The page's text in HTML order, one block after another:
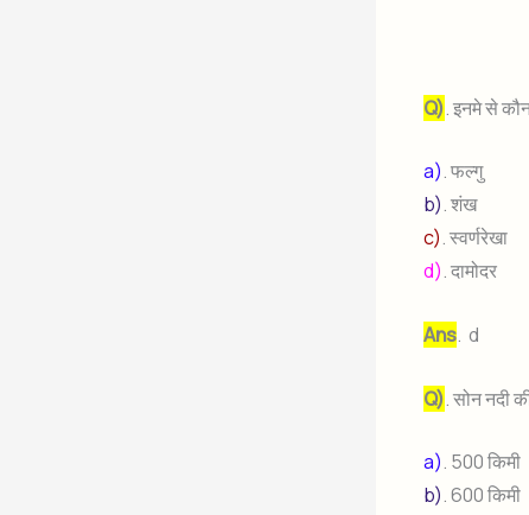
Q). इनमे से
a). फल्गु
b). शंख
c). स्वर्णरेखा
d). दामोदर
Ans. d
Q). सोन नदी
a). 500 किमी
b). 600 किमी